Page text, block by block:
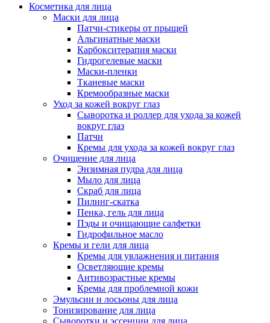
Косметика для лица
Маски для лица
Патчи-стикеры от прыщей
Альгинатные маски
Карбокситерапия маски
Гидрогелевые маски
Маски-пленки
Тканевые маски
Кремообразные маски
Уход за кожей вокруг глаз
Сыворотка и роллер для ухода за кожей
вокруг глаз
Патчи
Кремы для ухода за кожей вокруг глаз
Очищение для лица
Энзимная пудра для лица
Мыло для лица
Скраб для лица
Пилинг-скатка
Пенка, гель для лица
Пэды и очищающие салфетки
Гидрофильное масло
Кремы и гели для лица
Кремы для увлажнения и питания
Осветляющие кремы
Антивозрастные кремы
Кремы для проблемной кожи
Эмульсии и лосьоны для лица
Тонизирование для лица
Сыворотки и эссенции для лица